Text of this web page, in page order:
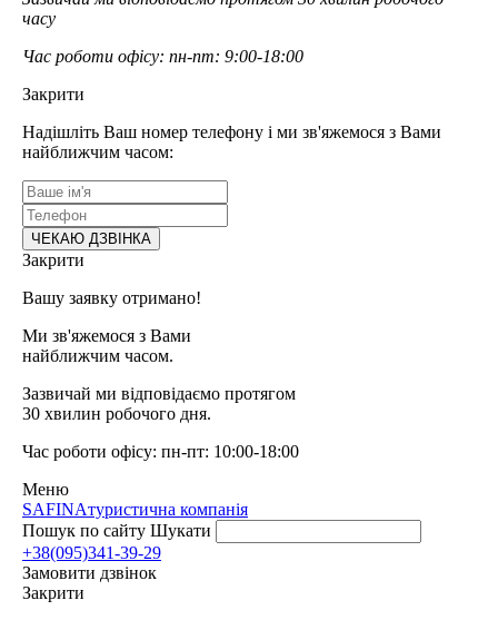
часу
Час роботи офісу: пн-пт: 9:00-18:00
Закрити
Надішліть Ваш номер телефону і ми зв'яжемося з Вами
найближчим часом:
Закрити
Вашу заявку отримано!
Ми зв'яжемося з Вами
найближчим часом.
Зазвичай ми відповідаємо протягом
30 хвилин робочого дня.
Час роботи офісу: пн-пт: 10:00-18:00
Меню
SAFINAтуристична компанія
Пошук по сайту Шукати
+38(095)341-39-29
Замовити дзвінок
Закрити